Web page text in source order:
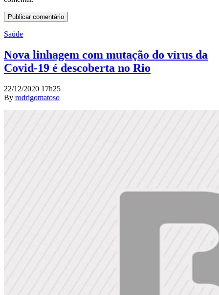
Saúde
Nova linhagem com mutação do vírus da
Covid-19 é descoberta no Rio
22/12/2020 17h25
By rodrigomatoso